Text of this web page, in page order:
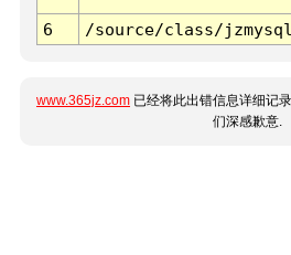
6 /source/class/
www.365jz.com 已经将此出错信息详细记
们深感歉意.